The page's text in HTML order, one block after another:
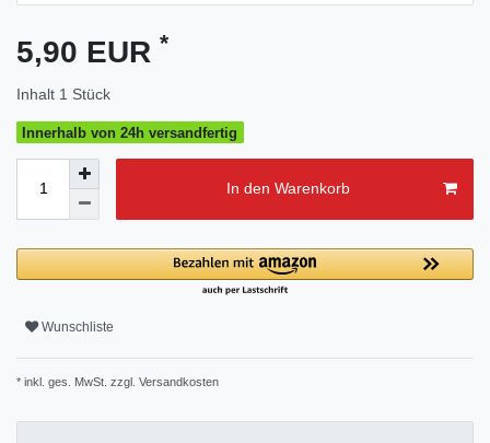
5,90 EUR *
Inhalt 1 Stück
Innerhalb von 24h versandfertig
In den Warenkorb
Wunschliste
* inkl. ges. MwSt. zzgl. Versandkosten